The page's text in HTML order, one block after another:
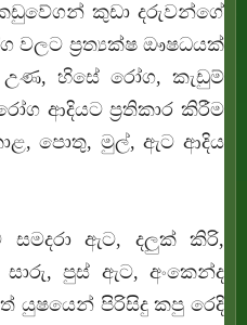
කුඩා දරුවන්ගේ
වලට ප්‍රත්‍යක්ෂ ඖෂධයක්
හිසේ රෝග, කැඩුම්
ආදියට ප්‍ර‍තිකාර කිරීම
පොතු, මුල්, ඇට ආදිය
සමදරා ඇට, දලුක් කිරි,
පුස් ඇට, අංකෙන්ද
යුෂයෙන් පිරිසිදු කපු රෙදි